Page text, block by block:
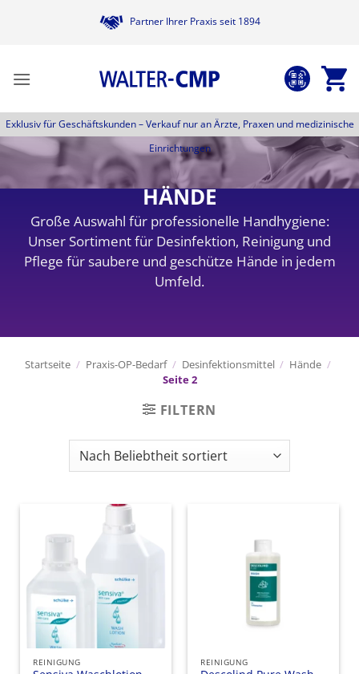
Partner Ihrer Praxis seit 1894
Exklusiv für Geschäftskunden –Verkauf nur an Ärzte, Praxen und medizinische
Einrichtungen
HÄNDE
Große Auswahl für professionelle Handhygiene:
Unser Sortiment für Desinfektion, Reinigung und
Pflege für saubere und geschütze Hände in jedem
Umfeld.
Startseite / Praxis-OP-Bedarf / Desinfektionsmittel / Hände /
Seite 2
FILTERN
REINIGUNG REINIGUNG